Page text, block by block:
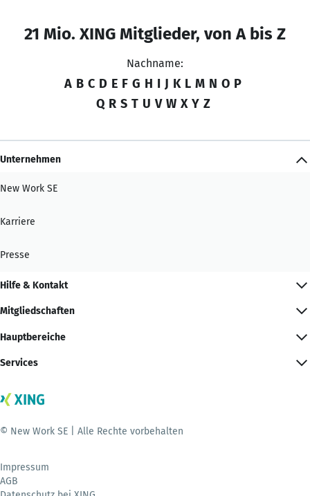
21 Mio. XING Mitglieder, von A bis Z
Nachname:
A B C D E F G H I J K L M N O P
Q R S T U V W X Y Z
Unternehmen
New Work SE
Karriere
Presse
Hilfe & Kontakt
Mitgliedschaften
Hauptbereiche
Services
© New Work SE | Alle Rechte vorbehalten
Impressum
AGB